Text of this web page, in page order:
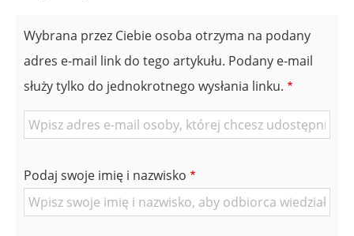
Wybrana przez Ciebie osoba otrzyma na podany
adres e-mail link do tego artykułu. Podany e-mail
służy tylko do jednokrotnego wysłania linku.
E-
znajomej
Osoby
Podaj swoje imię i nazwisko